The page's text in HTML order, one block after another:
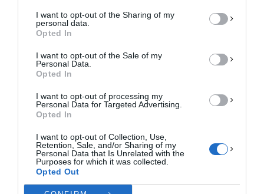
I want to opt-out of the Sharing of my
personal data.
Opted In
I want to opt-out of the Sale of my
Personal Data.
Opted In
I want to opt-out of processing my
Personal Data for Targeted Advertising.
Opted In
I want to opt-out of Collection, Use,
Retention, Sale, and/or Sharing of my
Personal Data that Is Unrelated with the
Purposes for which it was collected.
Opted Out
ΠΡΟΒΟΛΉ ΠΡΟΤΙΜΉΣΕΩΝ
Πολιτική Cookies